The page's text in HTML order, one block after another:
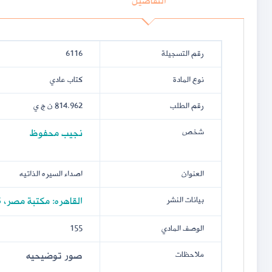
رقم التسجيلة
6116
نوع المادة
كتاب عادي
رقم الطلب
814.962 ن ج ي
شخص
نجيب محفوظ
العنوان
اصداء السيره الذاتيه
بيانات النشر
القاهره: مكتبة مصر، 1995.
الوصف المادي
155
ملاحظات
صور توضيحيه